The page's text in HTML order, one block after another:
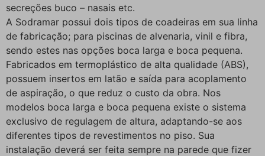
secreções buco – nasais etc.
A Sodramar possui dois tipos de coadeiras em sua linha
de fabricação; para piscinas de alvenaria, vinil e fibra,
sendo estes nas opções boca larga e boca pequena.
Fabricados em termoplástico de alta qualidade (ABS),
possuem insertos em latão e saída para acoplamento
de aspiração, o que reduz o custo da obra. Nos
modelos boca larga e boca pequena existe o sistema
exclusivo de regulagem de altura, adaptando-se aos
diferentes tipos de revestimentos no piso. Sua
instalação deverá ser feita sempre na parede que fizer